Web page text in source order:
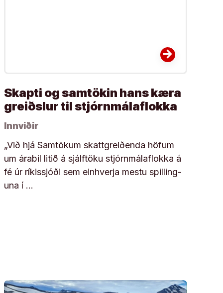
arrow_forward
Skapti og samtökin hans kæra
greiðslur til stjórnmálaflokka
Innviðir
„Við hjá Sam­tök­um skatt­greiðenda höf­um
um ára­bil litið á sjálf­töku stjórn­mála­flokka á
fé úr rík­is­sjóði sem ein­hverja mestu spill­ing­
una í …